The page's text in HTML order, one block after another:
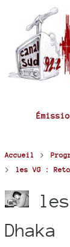
Accueil >
> les VG :
Dhaka